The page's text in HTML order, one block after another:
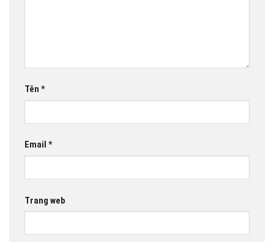
Tên *
Email *
Trang web